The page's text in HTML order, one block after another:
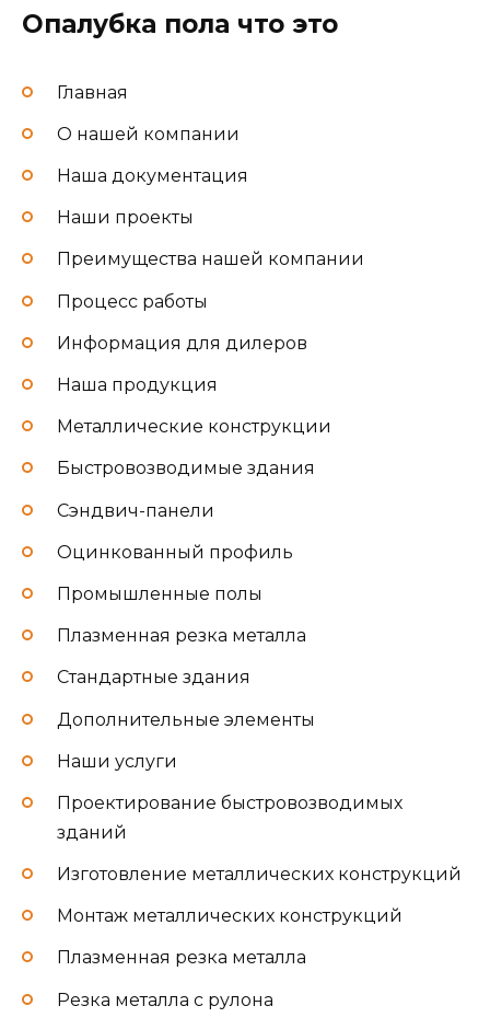
Опалубка пола что это
Главная
О нашей компании
Наша документация
Наши проекты
Преимущества нашей компании
Процесс работы
Информация для дилеров
Наша продукция
Металлические конструкции
Быстровозводимые здания
Сэндвич-панели
Оцинкованный профиль
Промышленные полы
Плазменная резка металла
Стандартные здания
Дополнительные элементы
Наши услуги
Проектирование быстровозводимых
зданий
Изготовление металлических конструкций
Монтаж металлических конструкций
Плазменная резка металла
Резка металла с рулона